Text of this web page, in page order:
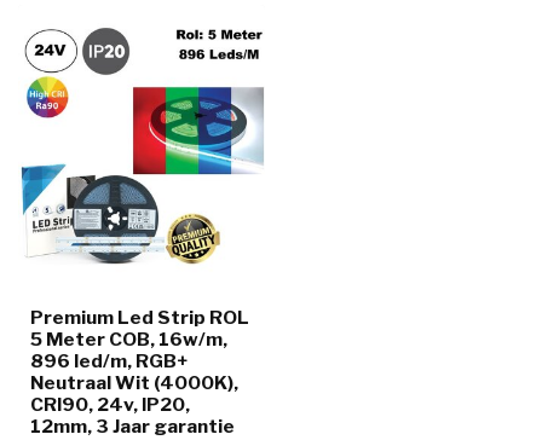
Premium Led Strip ROL
5 Meter COB, 16w/m,
896 led/m, RGB+
Neutraal Wit (4000K),
CRI90, 24v, IP20,
12mm, 3 Jaar garantie